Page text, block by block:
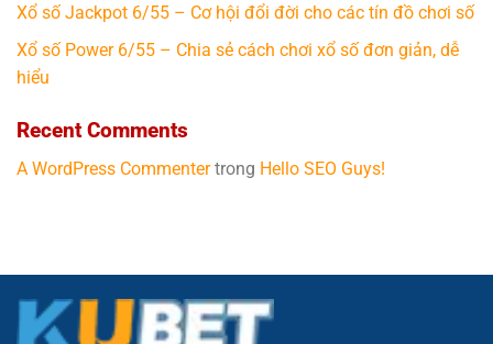
Xổ số Jackpot 6/55 – Cơ hội đổi đời cho các tín đồ chơi số
Xổ số Power 6/55 – Chia sẻ cách chơi xổ số đơn giản, dễ
hiểu
Recent Comments
A WordPress Commentertrong Hello SEO Guys!